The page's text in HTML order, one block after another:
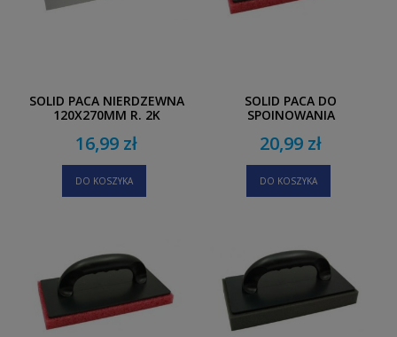
SOLID PACA NIERDZEWNA
120X270MM R. 2K
16,99 zł
DO KOSZYKA
SOLID PACA DO
SPOINOWANIA
20,99 zł
DO KOSZYKA